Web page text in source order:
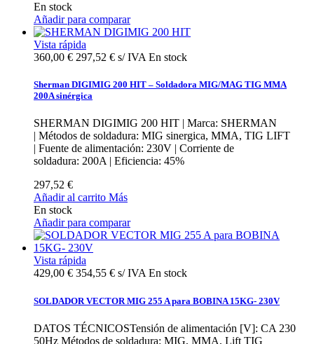
En stock
Añadir para comparar
Vista rápida
360,00 € 297,52 € s/ IVA En stock
Sherman DIGIMIG 200 HIT – Soldadora MIG/MAG TIG MMA
200A sinérgica
SHERMAN DIGIMIG 200 HIT | Marca: SHERMAN
| Métodos de soldadura: MIG sinergica, MMA, TIG LIFT
| Fuente de alimentación: 230V | Corriente de
soldadura: 200A | Eficiencia: 45%
297,52 €
Añadir al carrito Más
En stock
Añadir para comparar
Vista rápida
429,00 € 354,55 € s/ IVA En stock
SOLDADOR VECTOR MIG 255 A para BOBINA 15KG- 230V
DATOS TÉCNICOSTensión de alimentación [V]: CA 230
50Hz Métodos de soldadura: MIG, MMA, Lift TIG